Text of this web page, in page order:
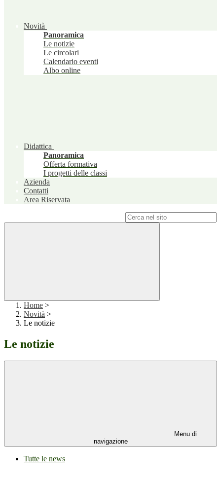
Novità
Panoramica
Le notizie
Le circolari
Calendario eventi
Albo online
Didattica
Panoramica
Offerta formativa
I progetti delle classi
Azienda
Contatti
Area Riservata
Home >
Novità >
Le notizie
Le notizie
Menu di
navigazione
Tutte le news